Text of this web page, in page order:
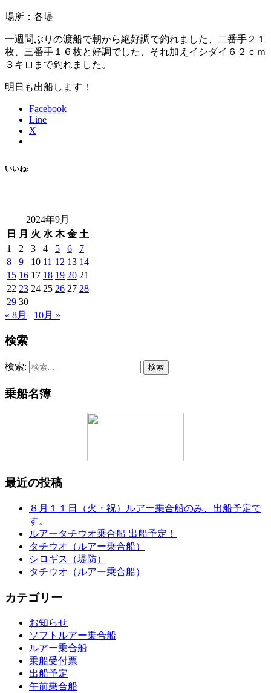
場所：各堤
一週間ぶりの渡船で朝から絶好調で釣れました、二番手２１
枚、三番手１６枚と好調でした、それ加えイシダイ６２ｃｍ
３キロまで釣れました。
明日も出船します！
Facebook
Line
X
いいね:
2024年9月
日
月 火 水 木 金 土
1
2 3 4 5 6
7
8
9 10 11 12 13 14
15 16 17 18 19 20 21
22 23 24 25 26 27 28
29 30
« 8月
10月 »
検索
検索:
乗船名簿
最近の投稿
８月１１日（火・祝）ルアー乗合船のみ、出船予定で
す。
ルアータチウオ乗合船 出船予定！
タチウオ（ルアー乗合船）
シロギス（堤防）
タチウオ（ルアー乗合船）
カテゴリー
お知らせ
ソフトルアー乗合船
ルアー乗合船
乗船受付票
出船予定
午前乗合船